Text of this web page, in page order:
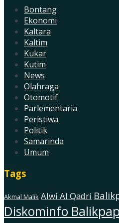
Bontang
Ekonomi
Kaltara
Kaltim
Kukar
Kutim
News
Olahraga
Otomotif
Parlementaria
Peristiwa
Politik
Samarinda
Umum
Tags
Akmal Malik Alwi Al Qadri
Diskominfo